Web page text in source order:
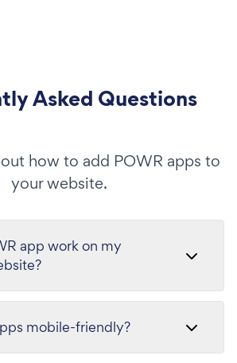
Asked Questions
how to add POWR apps to
your website.
app work on my
mobile-friendly?